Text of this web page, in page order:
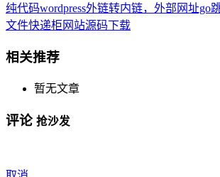
纯代码wordpress外链转内链，外部网址go
文件快递柜网站源码下载
相关推荐
暂无文章
评论 抢沙发